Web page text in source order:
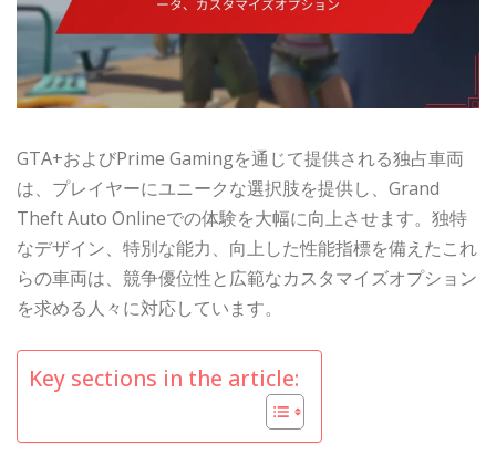
GTA+およびPrime Gamingを通じて提供される独占車両
は、プレイヤーにユニークな選択肢を提供し、Grand
Theft Auto Onlineでの体験を大幅に向上させます。独特
なデザイン、特別な能力、向上した性能指標を備えたこれ
らの車両は、競争優位性と広範なカスタマイズオプション
を求める人々に対応しています。
Key sections in the article: